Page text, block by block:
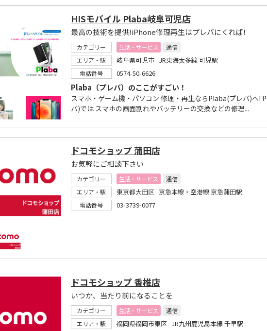
HISモバイル Plaba岐阜可児店
最高の技術を提供!iPhone修理再生はプレバにくれば!
カテゴリー 生活・サービス
通信
エリア・駅
岐阜県可児市 JR東海太多線 可児駅
電話番号 0574-50-6626
Plaba（プレバ）のここがすごい！
スマホ・ゲーム機・パソコン 修理・再生ならPlaba(プレバ)へ!
バ)では スマホの画面割れやバッテリーの交換などの修理...
ドコモショップ 蒲田店
お気軽にご相談下さい
カテゴリー 生活・サービス
通信
エリア・駅
東京都大田区 京急本線・空港線 京急蒲田駅
電話番号 03-3739-0077
ドコモショップ 香椎店
いつか、当たり前になることを
カテゴリー 生活・サービス
通信
エリア・駅
福岡県福岡市東区 JR九州鹿児島本線 千早駅